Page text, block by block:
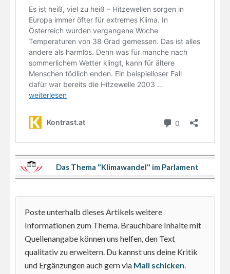
Das Thema "Klimawandel" im Parlament
Poste unterhalb dieses Artikels weitere
Informationen zum Thema. Brauchbare Inhalte mit
Quellenangabe können uns helfen, den Text
qualitativ zu erweitern. Du kannst uns deine Kritik
und Ergänzungen auch gern via Mail schicken